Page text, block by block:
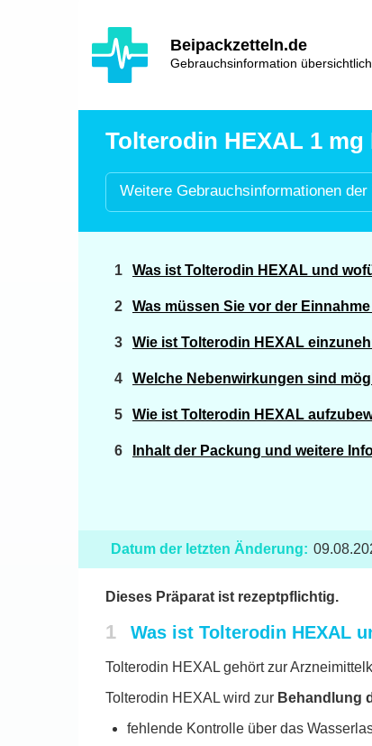
Beipackzetteln.de
Gebrauchsinformation
Hlavní
navigace
Tolterodin HEXAL 1
Weitere Gebrauchsinformationen der
Was ist Tolterodin HEXAL und
Was müssen Sie vor der
Wie ist Tolterodin HEXAL
Welche Nebenwirkungen sind
Wie ist Tolterodin HEXAL
Inhalt der Packung und weitere
Datum der letzten Änderung:
Dieses Präparat ist rezeptpflichtig.
1 Was ist Tolterodin HEXAL
Tolterodin HEXAL gehört zur
Tolterodin HEXAL wird zur Behandlung
fehlende Kontrolle über das